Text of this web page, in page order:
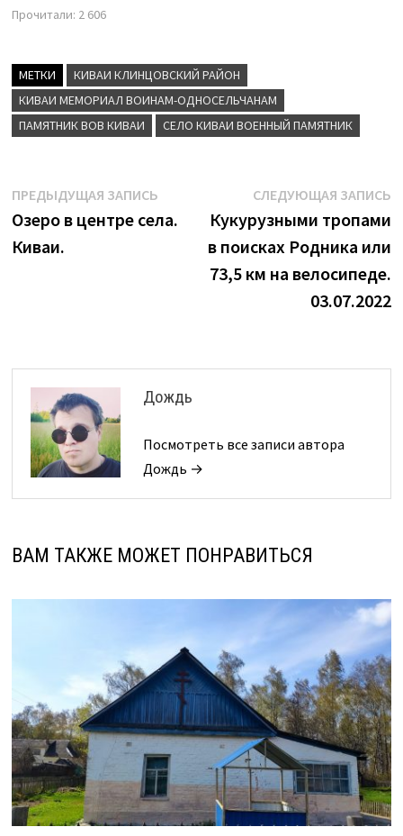
Прочитали: 2 606
МЕТКИ
КИВАИ КЛИНЦОВСКИЙ РАЙОН
КИВАИ МЕМОРИАЛ ВОИНАМ-ОДНОСЕЛЬЧАНАМ
ПАМЯТНИК ВОВ КИВАИ
СЕЛО КИВАИ ВОЕННЫЙ ПАМЯТНИК
Навигация
по
ПРЕДЫДУЩАЯ ЗАПИСЬПредыдущая
запись:
Озеро в центре села.
Киваи.
СЛЕДУЮЩАЯ ЗАПИСЬ
Кукурузными тропами
в поисках Родника или
73,5 км на велосипеде.
03.07.2022
Дождь
Посмотреть все записи автора
Дождь →
ВАМ ТАКЖЕ МОЖЕТ ПОНРАВИТЬСЯ